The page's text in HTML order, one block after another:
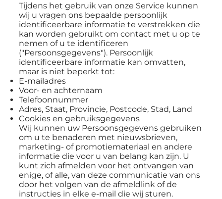
Tijdens het gebruik van onze Service kunnen
wij u vragen ons bepaalde persoonlijk
identificeerbare informatie te verstrekken die
kan worden gebruikt om contact met u op te
nemen of u te identificeren
("Persoonsgegevens"). Persoonlijk
identificeerbare informatie kan omvatten,
maar is niet beperkt tot:
E-mailadres
Voor- en achternaam
Telefoonnummer
Adres, Staat, Provincie, Postcode, Stad, Land
Cookies en gebruiksgegevens
Wij kunnen uw Persoonsgegevens gebruiken
om u te benaderen met nieuwsbrieven,
marketing- of promotiemateriaal en andere
informatie die voor u van belang kan zijn. U
kunt zich afmelden voor het ontvangen van
enige, of alle, van deze communicatie van ons
door het volgen van de afmeldlink of de
instructies in elke e-mail die wij sturen.